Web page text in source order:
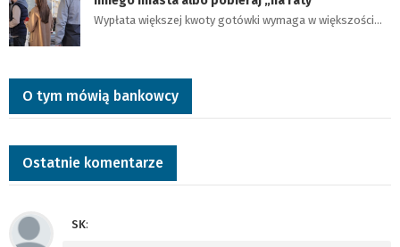
Wypłata większej kwoty gotówki wymaga w większości…
O tym mówią bankowcy
Ostatnie komentarze
SK: